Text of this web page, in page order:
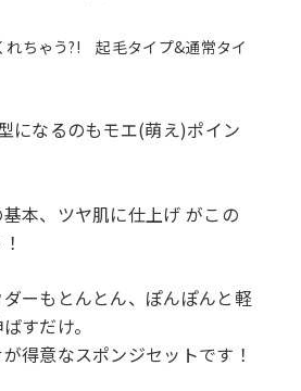
れちゃう?! 起毛タイプ&通常タイ
になるのもモエ(萌え)ポイン
本、ツヤ肌に仕上げ がこの
ダーもとんとん、ぽんぽんと軽
すだけ。
得意なスポンジセットです！